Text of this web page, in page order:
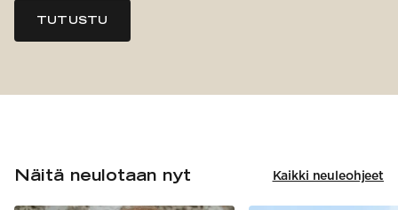
TUTUSTU
Näitä neulotaan nyt Kaikki neuleohjeet